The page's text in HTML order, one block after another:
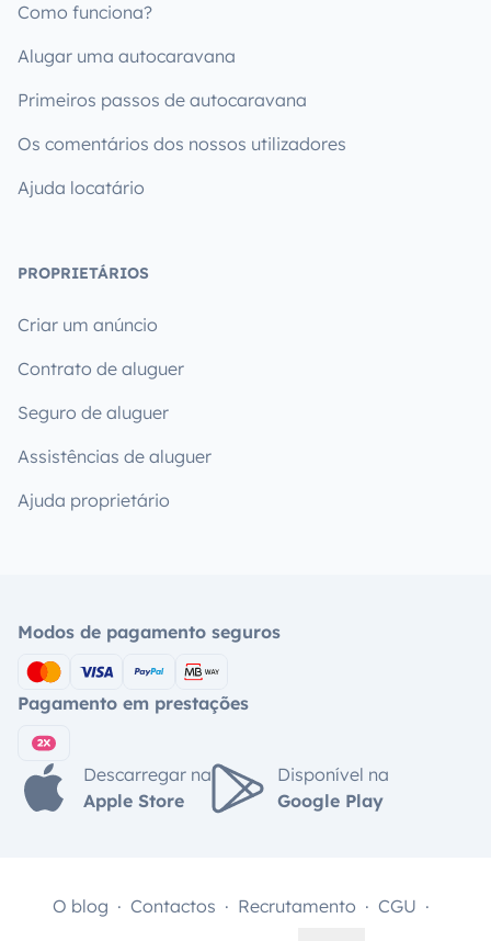
Como funciona?
Alugar uma autocaravana
Primeiros passos de autocaravana
Os comentários dos nossos utilizadores
Ajuda locatário
PROPRIETÁRIOS
Criar um anúncio
Contrato de aluguer
Seguro de aluguer
Assistências de aluguer
Ajuda proprietário
Modos de pagamento seguros
Pagamento em prestações
Descarregar na
Apple Store
Disponível na
Google Play
O blog Contactos Recrutamento
CGU